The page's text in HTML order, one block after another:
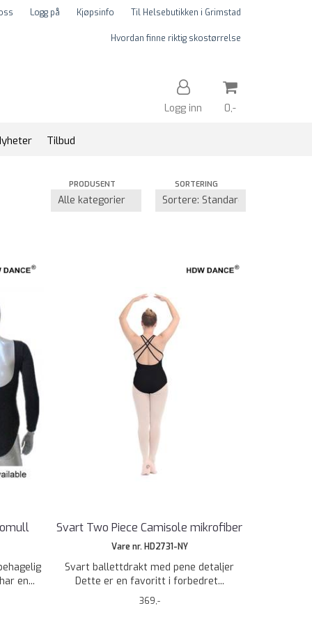
Logg på Kjøpsinfo Til Helsebutikken i Grimstad
Hvordan finne riktig skostørrelse
Logg inn 0,-
Tilbud
PRODUSENT SORTERING
en...
Svart Two Piece Camisole mikrofiber
Vare nr. HD2731-NY
Svart ballettdrakt med pene detaljer
Dette er en favoritt i forbedret...
369,-